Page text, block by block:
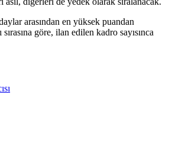
arasından en yüksek puandan
göre, ilan edilen kadro sayısınca